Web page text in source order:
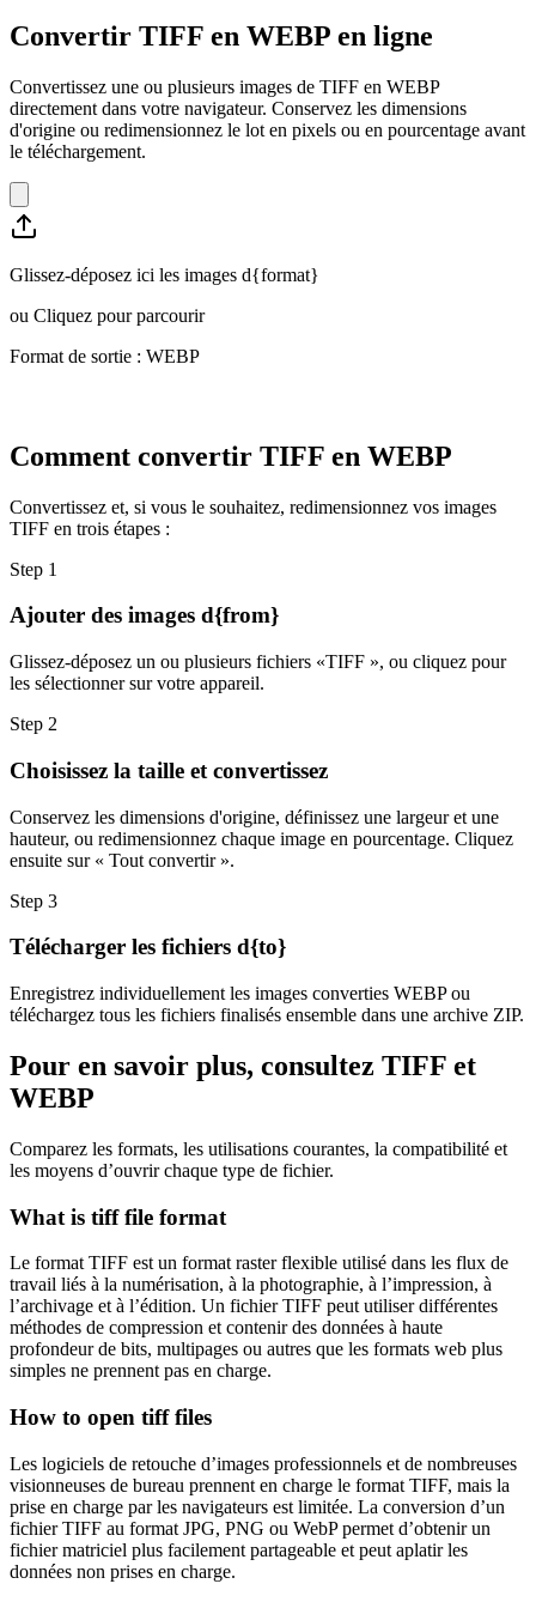
Convertir TIFF en WEBP en ligne
Convertissez une ou plusieurs images de TIFF en WEBP
directement dans votre navigateur. Conservez les dimensions
d'origine ou redimensionnez le lot en pixels ou en pourcentage avant
le téléchargement.
Glissez-déposez ici les images d{format}
ou Cliquez pour parcourir
Format de sortie : WEBP
Comment convertir TIFF en WEBP
Convertissez et, si vous le souhaitez, redimensionnez vos images
TIFF en trois étapes :
Step 1
Ajouter des images d{from}
Glissez-déposez un ou plusieurs fichiers «TIFF », ou cliquez pour
les sélectionner sur votre appareil.
Step 2
Choisissez la taille et convertissez
Conservez les dimensions d'origine, définissez une largeur et une
hauteur, ou redimensionnez chaque image en pourcentage. Cliquez
ensuite sur « Tout convertir ».
Step 3
Télécharger les fichiers d{to}
Enregistrez individuellement les images converties WEBP ou
téléchargez tous les fichiers finalisés ensemble dans une archive ZIP.
Pour en savoir plus, consultez TIFF et
WEBP
Comparez les formats, les utilisations courantes, la compatibilité et
les moyens d’ouvrir chaque type de fichier.
What is tiff file format
Le format TIFF est un format raster flexible utilisé dans les flux de
travail liés à la numérisation, à la photographie, à l’impression, à
l’archivage et à l’édition. Un fichier TIFF peut utiliser différentes
méthodes de compression et contenir des données à haute
profondeur de bits, multipages ou autres que les formats web plus
simples ne prennent pas en charge.
How to open tiff files
Les logiciels de retouche d’images professionnels et de nombreuses
visionneuses de bureau prennent en charge le format TIFF, mais la
prise en charge par les navigateurs est limitée. La conversion d’un
fichier TIFF au format JPG, PNG ou WebP permet d’obtenir un
fichier matriciel plus facilement partageable et peut aplatir les
données non prises en charge.